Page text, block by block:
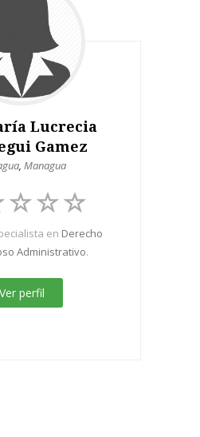
Lucrecia
Gamez
, Managua
en Derecho
Administrativo.
Ver perfil